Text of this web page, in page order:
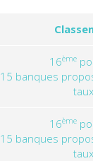
16ème
15 banques
16ème
15 banques